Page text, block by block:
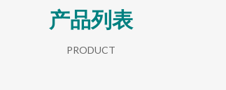
产品列表
PRODUCT